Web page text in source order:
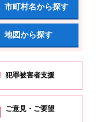
市町村名から探す
地図から探す
犯罪被害者支援
ご意見・ご要望